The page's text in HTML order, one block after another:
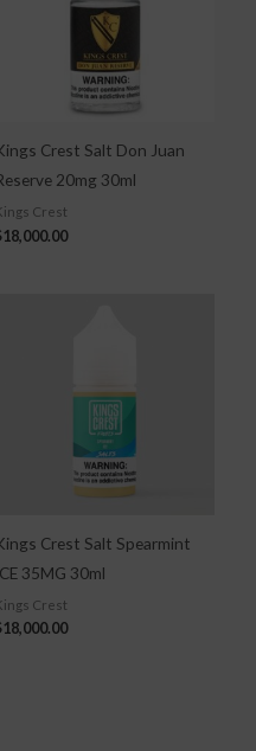
Crest Salt Don Juan
20mg 30ml
Crest
18,000.00
Crest Salt Spearmint
35MG 30ml
Crest
18,000.00